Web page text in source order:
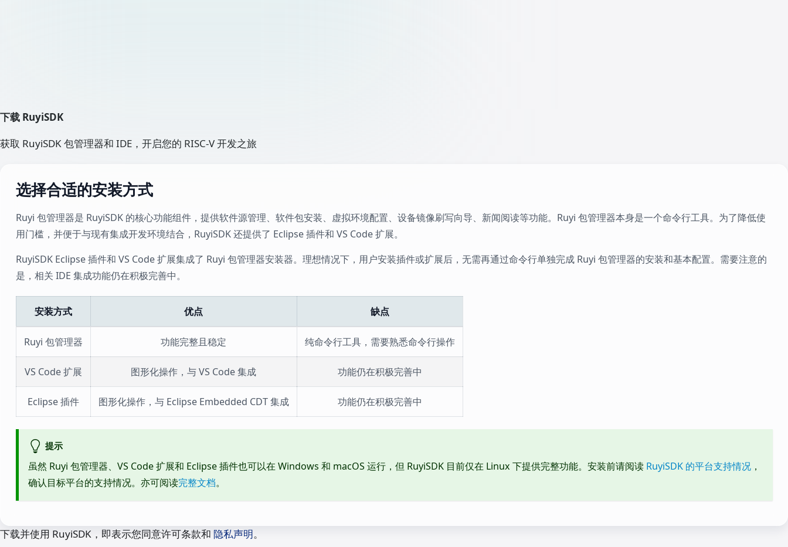
下载 RuyiSDK
获取 RuyiSDK 包管理器和 IDE，开启您的 RISC-V 开发之旅
选择合适的安装方式
Ruyi 包管理器是 RuyiSDK 的核心功能组件，提供软件源管理、软件包安装、虚拟环境配置、设备镜像刷写向导、新闻阅读等功能。Ruyi 包管理器本身是一个命令行工具。为了降低使
用门槛，并便于与现有集成开发环境结合，RuyiSDK 还提供了 Eclipse 插件和 VS Code 扩展。
RuyiSDK Eclipse 插件和 VS Code 扩展集成了 Ruyi 包管理器安装器。理想情况下，用户安装插件或扩展后，无需再通过命令行单独完成 Ruyi 包管理器的安装和基本配置。需要注意的
是，相关 IDE 集成功能仍在积极完善中。
安装方式 优点 缺点
Ruyi 包管理器 功能完整且稳定 纯命令行工具，需要熟悉命令行操作
VS Code 扩展 图形化操作，与 VS Code 集成 功能仍在积极完善中
Eclipse 插件 图形化操作，与 Eclipse Embedded CDT 集成 功能仍在积极完善中
提示
虽然 Ruyi 包管理器、VS Code 扩展和 Eclipse 插件也可以在 Windows 和 macOS 运行，但 RuyiSDK 目前仅在 Linux 下提供完整功能。安装前请阅读 RuyiSDK 的平台支持情况，
确认目标平台的支持情况。亦可阅读完整文档。
下载并使用 RuyiSDK，即表示您同意许可条款和 隐私声明。